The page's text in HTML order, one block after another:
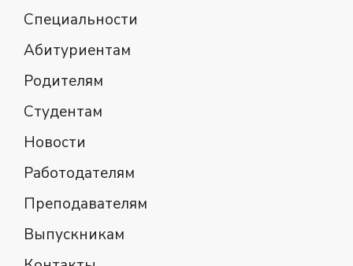
Специальности
Абитуриентам
Родителям
Студентам
Новости
Работодателям
Преподавателям
Выпускникам